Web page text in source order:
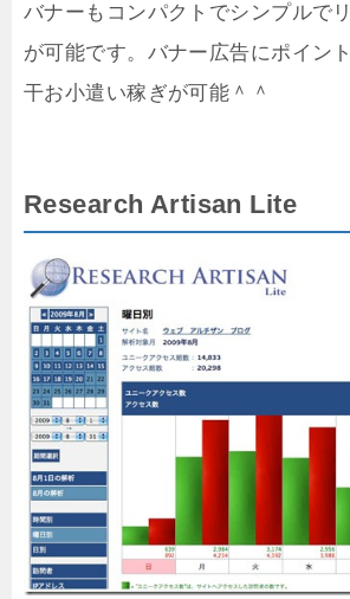
バナーもコンパクトでシンプルで
が可能です。バナー広告にポイン
干お小遣い稼ぎが可能＾＾
Research Artisan Lite